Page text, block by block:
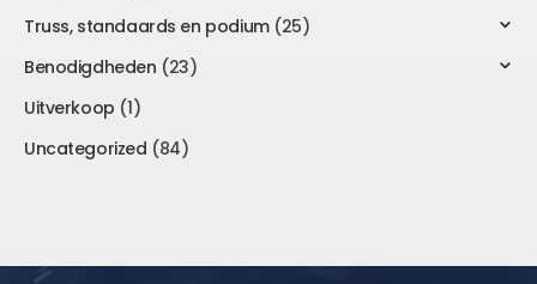
Truss, standaards en podium (25)
Benodigdheden (23)
Uitverkoop (1)
Uncategorized (84)